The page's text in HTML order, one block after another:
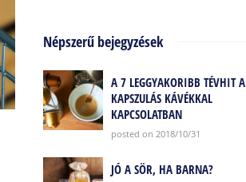
Népszerű bejegyzések
A 7 LEGGYAKORIBB TÉVHIT A
KAPSZULÁS KÁVÉKKAL
KAPCSOLATBAN
posted on 2018/10/31
JÓ A SÖR, HA BARNA?